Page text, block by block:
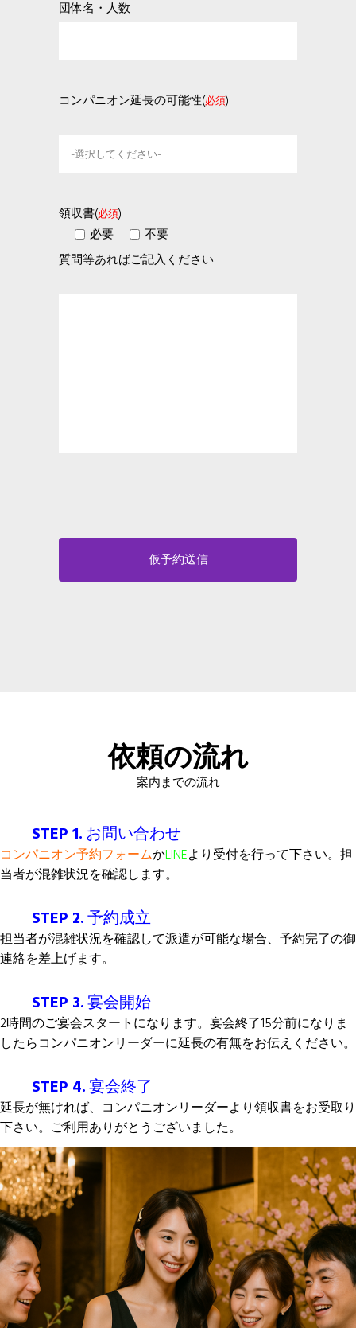
団体名・人数
コンパニオン延長の可能性(必須)
領収書(必須)
必要
不要
質問等あればご記入ください
依頼の流れ
案内までの流れ
STEP 1.お問い合わせ
コンパニオン予約フォームかLINEより受付を行って下さい。担
当者が混雑状況を確認します。
STEP 2.予約成立
担当者が混雑状況を確認して派遣が可能な場合、予約完了の御
連絡を差上げます。
STEP 3.宴会開始
2時間のご宴会スタートになります。宴会終了15分前になりま
したらコンパニオンリーダーに延長の有無をお伝えください。
STEP 4.宴会終了
延長が無ければ、コンパニオンリーダーより領収書をお受取り
下さい。ご利用ありがとうございました。